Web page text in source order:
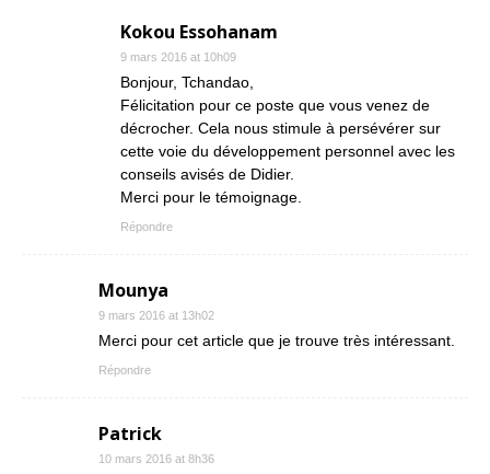
Kokou Essohanam
9 mars 2016 at 10h09
Bonjour, Tchandao,
Félicitation pour ce poste que vous venez de
décrocher. Cela nous stimule à persévérer sur
cette voie du développement personnel avec les
conseils avisés de Didier.
Merci pour le témoignage.
Répondre
Mounya
9 mars 2016 at 13h02
Merci pour cet article que je trouve très intéressant.
Répondre
Patrick
10 mars 2016 at 8h36